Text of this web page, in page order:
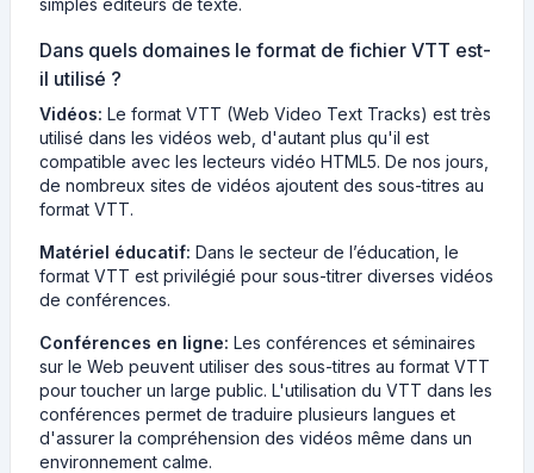
simples éditeurs de texte.
Dans quels domaines le format de fichier VTT est-
il utilisé ?
Vidéos: Le format VTT (Web Video Text Tracks) est très
utilisé dans les vidéos web, d'autant plus qu'il est
compatible avec les lecteurs vidéo HTML5. De nos jours,
de nombreux sites de vidéos ajoutent des sous-titres au
format VTT.
Matériel éducatif: Dans le secteur de l’éducation, le
format VTT est privilégié pour sous-titrer diverses vidéos
de conférences.
Conférences en ligne: Les conférences et séminaires
sur le Web peuvent utiliser des sous-titres au format VTT
pour toucher un large public. L'utilisation du VTT dans les
conférences permet de traduire plusieurs langues et
d'assurer la compréhension des vidéos même dans un
environnement calme.